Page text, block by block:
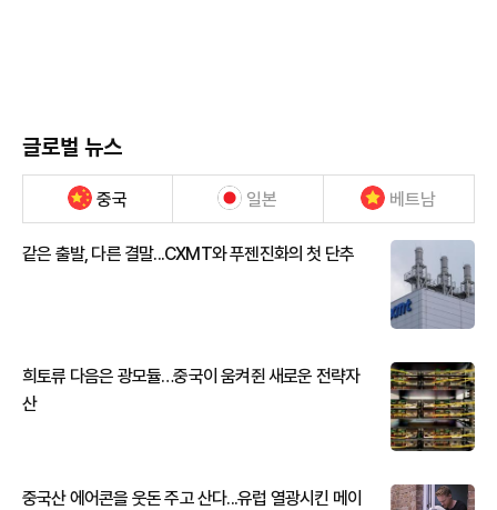
글로벌 뉴스
중국 일본 베트남
같은 출발, 다른 결말...CXMT와 푸젠진화의 첫 단추
희토류 다음은 광모듈…중국이 움켜쥔 새로운 전략자
산
중국산 에어콘을 웃돈 주고 산다...유럽 열광시킨 메이